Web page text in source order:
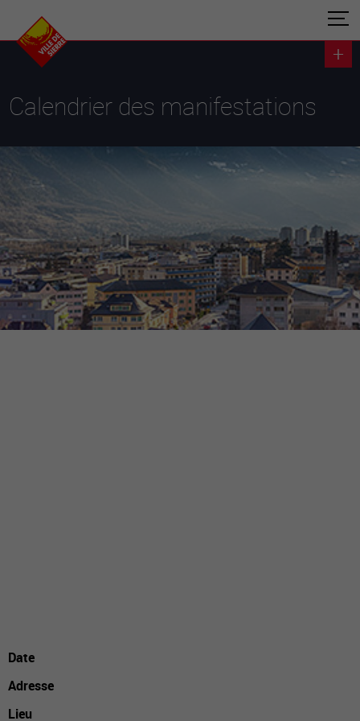
Calendrier des manifestations
Date
Adresse
Lieu